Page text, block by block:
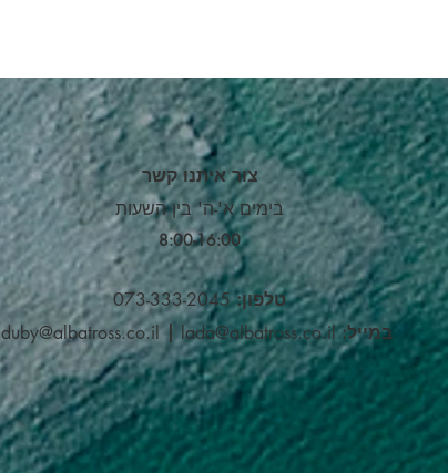
צור איתנו קשר
בימים א'-ה' בין השעות
8:00-16:00​
טלפון:073-333-2045
במייל:
duby@albatross.co.il | lada@albatross.co.il